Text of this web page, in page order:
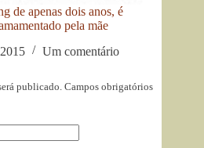
de apenas dois anos, é
pela mãe
Um comentário
publicado. Campos obrigatórios